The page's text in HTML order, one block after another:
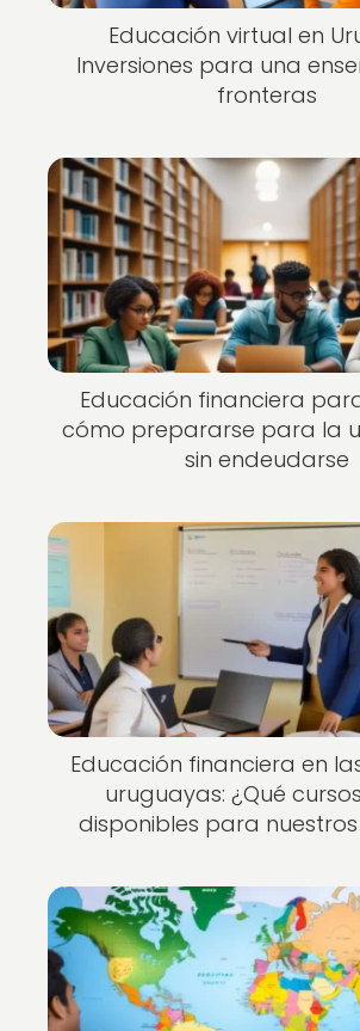
Educación virtual en
Inversiones para una
fronteras
Educación financiera
cómo prepararse para la
sin endeudarse
Educación financiera en
uruguayas: ¿Qué
disponibles para nuestros